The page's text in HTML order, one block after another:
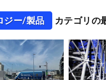
ジー/製品 カテゴリの